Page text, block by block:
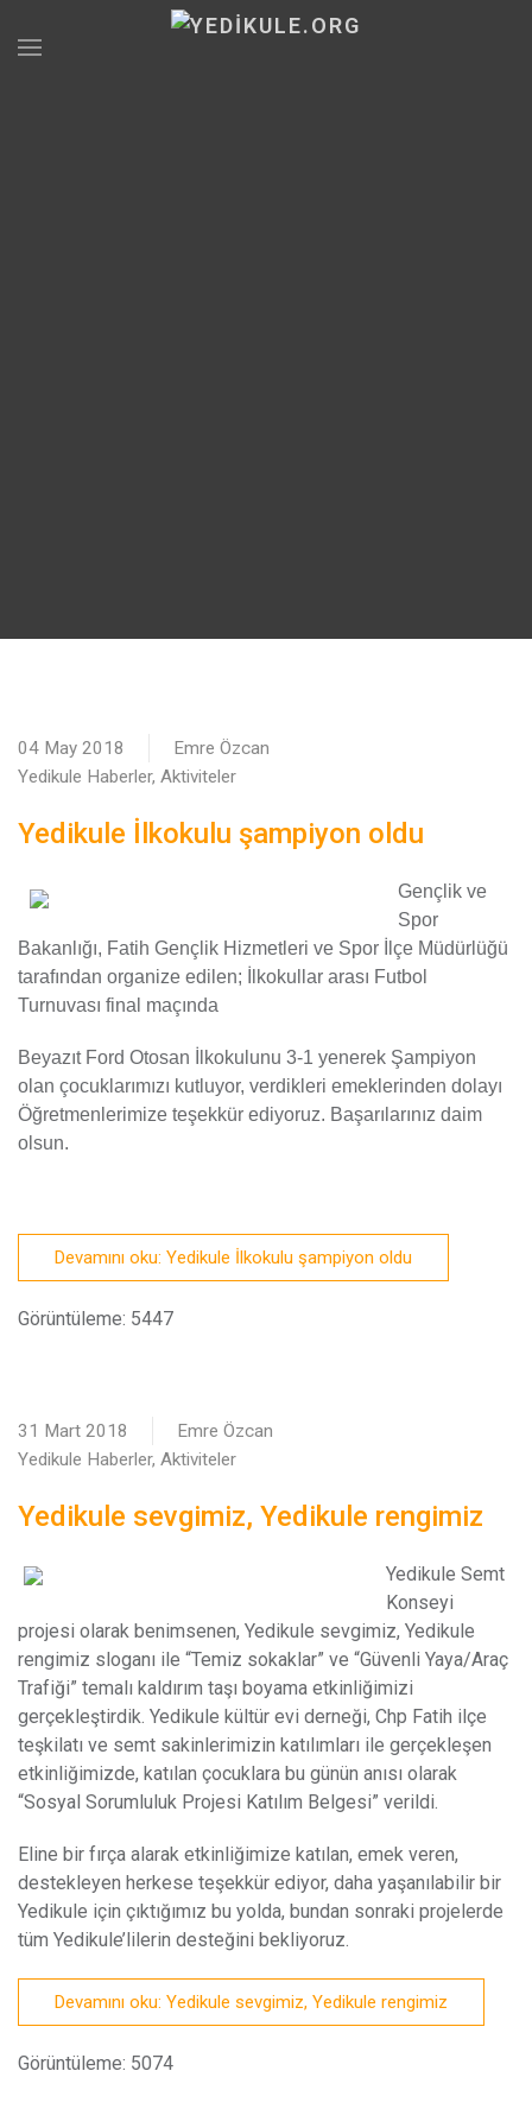
04 May 2018
Emre Özcan
Yedikule Haberler, Aktiviteler
Yedikule İlkokulu şampiyon oldu
Gençlik ve
Spor
Bakanlığı, Fatih Gençlik Hizmetleri ve Spor İlçe Müdürlüğü
tarafından organize edilen; İlkokullar arası Futbol
Turnuvası final maçında
Beyazıt Ford Otosan İlkokulunu 3-1 yenerek Şampiyon
olan çocuklarımızı kutluyor, verdikleri emeklerinden dolayı
Öğretmenlerimize teşekkür ediyoruz. Başarılarınız daim
olsun.
Devamını oku: Yedikule İlkokulu şampiyon oldu
Görüntüleme: 5447
31 Mart 2018
Emre Özcan
Yedikule Haberler, Aktiviteler
Yedikule sevgimiz, Yedikule rengimiz
Yedikule Semt
Konseyi
projesi olarak benimsenen, Yedikule sevgimiz, Yedikule
rengimiz sloganı ile “Temiz sokaklar” ve “Güvenli Yaya/Araç
Trafiği” temalı kaldırım taşı boyama etkinliğimizi
gerçekleştirdik. Yedikule kültür evi derneği, Chp Fatih ilçe
teşkilatı ve semt sakinlerimizin katılımları ile gerçekleşen
etkinliğimizde, katılan çocuklara bu günün anısı olarak
“Sosyal Sorumluluk Projesi Katılım Belgesi” verildi.
Eline bir fırça alarak etkinliğimize katılan, emek veren,
destekleyen herkese teşekkür ediyor, daha yaşanılabilir bir
Yedikule için çıktığımız bu yolda, bundan sonraki projelerde
tüm Yedikule’lilerin desteğini bekliyoruz.
Devamını oku: Yedikule sevgimiz, Yedikule rengimiz
Görüntüleme: 5074